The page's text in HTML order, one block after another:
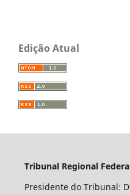
Edição Atual
Tribunal Regional
Presidente do Tribunal: